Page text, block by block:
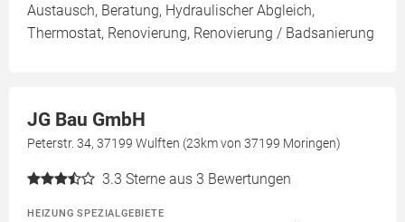
Austausch, Beratung, Hydraulischer Abgleich,
Thermostat, Renovierung, Renovierung / Badsanierung
JG Bau GmbH
Peterstr. 34, 37199 Wulften (23km von 37199 Moringen)
3.3 Sterne aus 3 Bewertungen
HEIZUNG SPEZIALGEBIETE